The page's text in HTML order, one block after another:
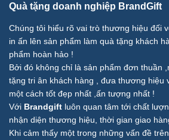
Quà tặng doanh nghiệp BrandGift
Chúng tôi hiểu rõ vai trò thương hiệu đối
in ấn lên sản phẩm làm quà tặng khách
phẩm hoàn hảo !
Bởi đó không chỉ là sản phẩm đơn thuần
tặng tri ân khách hàng , đưa thương hiệu
một cách tốt đẹp nhất ,ấn tượng nhất !
Với Brandgift luôn quan tâm tới chất
nhận diện thương hiệu, thời gian giao
Khi cảm thấy một trong những vấn đề